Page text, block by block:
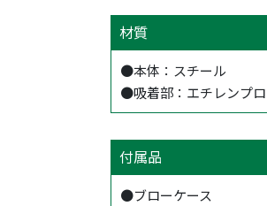
材質
●本体：スチール
●吸着部：エチレンプ
付属品
●ブローケース